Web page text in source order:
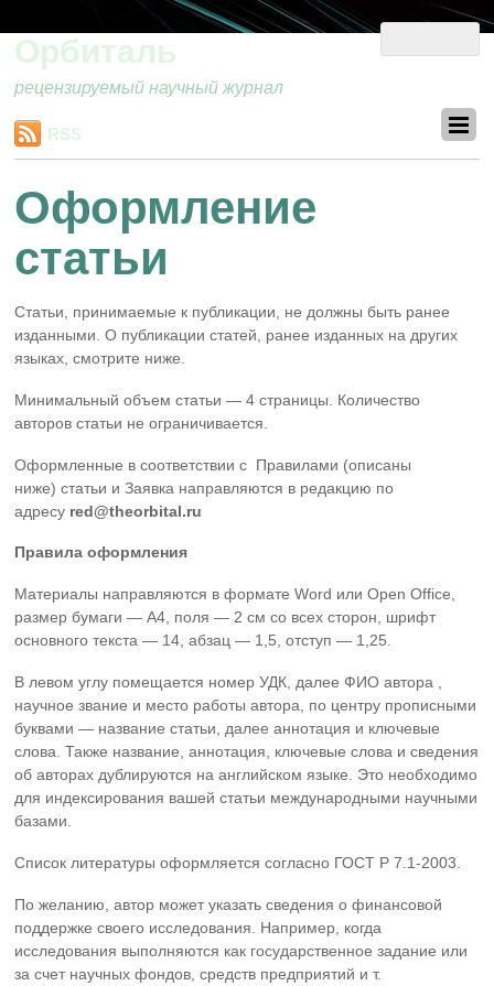
Орбиталь
рецензируемый научный журнал
RSS
Оформление
статьи
Статьи, принимаемые к публикации, не должны быть ранее
изданными. О публикации статей, ранее изданных на других
языках, смотрите ниже.
Минимальный объем статьи — 4 страницы. Количество
авторов статьи не ограничивается.
Оформленные в соответствии с Правилами (описаны
ниже) статьи и Заявка направляются в редакцию по
адресу red@theorbital.ru
Правила оформления
Материалы направляются в формате Word или Open Office,
размер бумаги — А4, поля — 2 см со всех сторон, шрифт
основного текста — 14, абзац — 1,5, отступ — 1,25.
В левом углу помещается номер УДК, далее ФИО автора ,
научное звание и место работы автора, по центру прописными
буквами — название статьи, далее аннотация и ключевые
слова. Также название, аннотация, ключевые слова и сведения
об авторах дублируются на английском языке. Это необходимо
для индексирования вашей статьи международными научными
базами.
Список литературы оформляется согласно ГОСТ Р 7.1-2003.
По желанию, автор может указать сведения о финансовой
поддержке своего исследования. Например, когда
исследования выполняются как государственное задание или
за счет научных фондов, средств предприятий и т.